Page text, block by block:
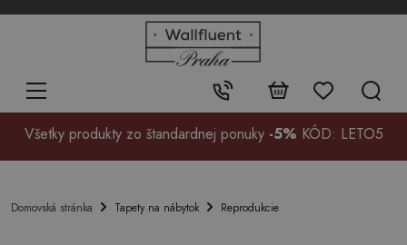
Kontakt:
+48
99
Všetky produkty zo štandardnej ponuky -5% KÓD: LETO5
Domovská stránka Tapety na nábytok Reprodukcie